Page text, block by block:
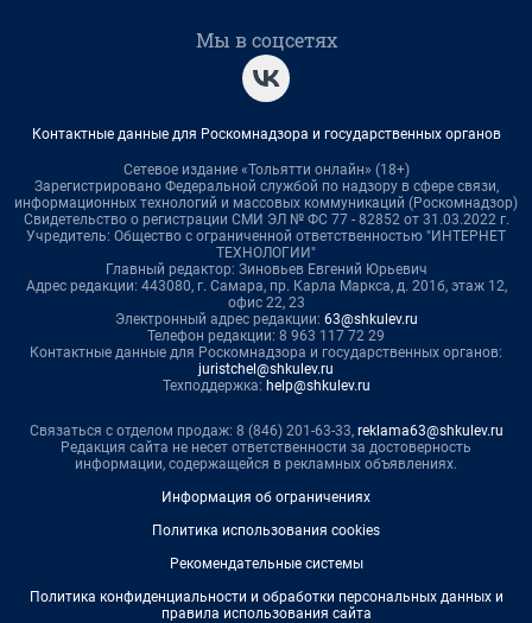
Мы в соцсетях
Контактные данные для Роскомнадзора и государственных органов
Сетевое издание «Тольятти онлайн» (18+)
Зарегистрировано Федеральной службой по надзору в сфере связи,
информационных технологий и массовых коммуникаций (Роскомнадзор)
Свидетельство о регистрации СМИ ЭЛ № ФС 77 - 82852 от 31.03.2022 г.
Учредитель: Общество с ограниченной ответственностью "ИНТЕРНЕТ
ТЕХНОЛОГИИ"
Главный редактор: Зиновьев Евгений Юрьевич
Адрес редакции: 443080, г. Самара, пр. Карла Маркса, д. 201б, этаж 12,
офис 22, 23
Электронный адрес редакции: 63@shkulev.ru
Телефон редакции: 8 963 117 72 29
Контактные данные для Роскомнадзора и государственных органов:
juristchel@shkulev.ru
Техподдержка: help@shkulev.ru
Связаться с отделом продаж: 8 (846) 201-63-33, reklama63@shkulev.ru
Редакция сайта не несет ответственности за достоверность
информации, содержащейся в рекламных объявлениях.
Информация об ограничениях
Политика использования cookies
Рекомендательные системы
Политика конфиденциальности и обработки персональных данных и
правила использования сайта